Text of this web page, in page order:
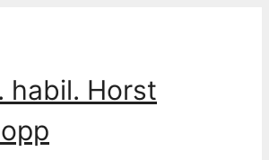
habil. Horst